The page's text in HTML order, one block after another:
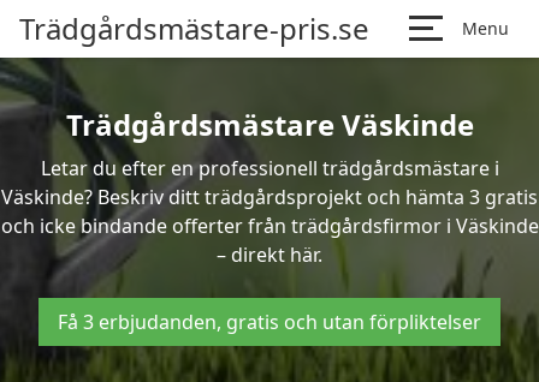
Trädgårdsmästare-pris.se Menu
Trädgårdsmästare Väskinde
Letar du efter en professionell trädgårdsmästare i
Väskinde? Beskriv ditt trädgårdsprojekt och hämta 3 gratis
och icke bindande offerter från trädgårdsfirmor i Väskinde
– direkt här.
Få 3 erbjudanden, gratis och utan förpliktelser